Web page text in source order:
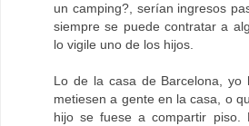
un camping?, serían ingresos
siempre se puede contratar a
lo vigile uno de los hijos.
Lo de la casa de Barcelona, yo
metiesen a gente en la casa, o
hijo se fuese a compartir piso.